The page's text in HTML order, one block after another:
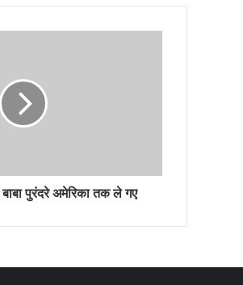
बाबा पुरंदरे अमेरिका तक ले गए